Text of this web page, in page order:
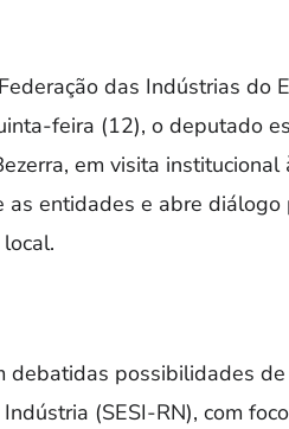
das Indústrias do
feira (12), o deputado
em visita
as entidades e abre
debatidas possibilidades
(SESI-RN), com